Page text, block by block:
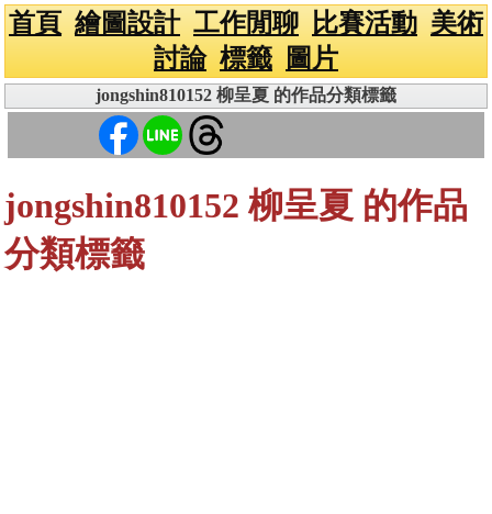
首頁 繪圖設計 工作閒聊 比賽活動 美術
討論 標籤 圖片
jongshin810152 柳呈夏 的作品分類標籤
jongshin810152 柳呈夏 的作品
分類標籤